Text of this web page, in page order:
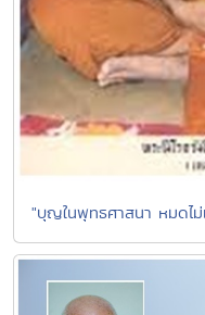
"บุญในพุทธศาสนา หมดไ